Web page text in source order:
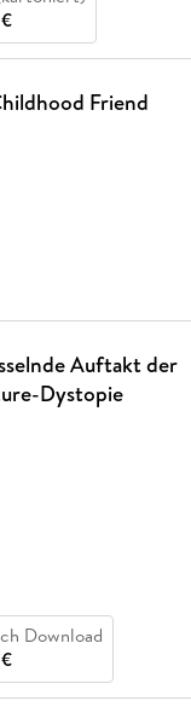
Friend
Auftakt der
Dystopie
Download